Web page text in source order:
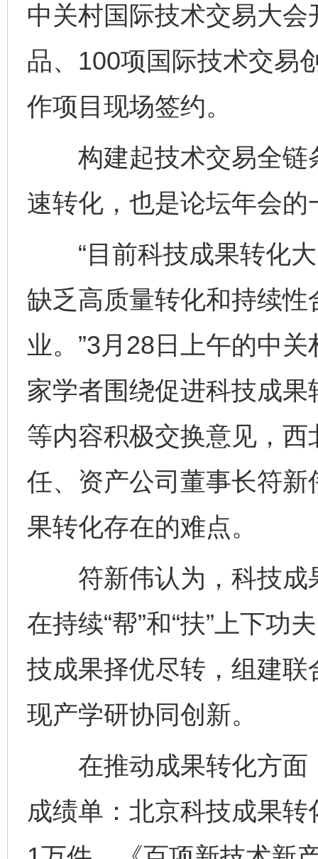
中关村国际技术交易大
品、100项国际技术交易
作项目现场签约。
构建起技术交易全链
速转化，也是论坛年会的
“目前科技成果转化大
缺乏高质量转化和持续
业。”3月28日上午的中
家学者围绕促进科技成
等内容积极交换意见，
任、资产公司董事长符
果转化存在的难点。
符新伟认为，科技成
在持续“帮”和“扶”上下功
技成果择优尽转，组建
现产学研协同创新。
在推动成果转化方面
成绩单：北京科技成果